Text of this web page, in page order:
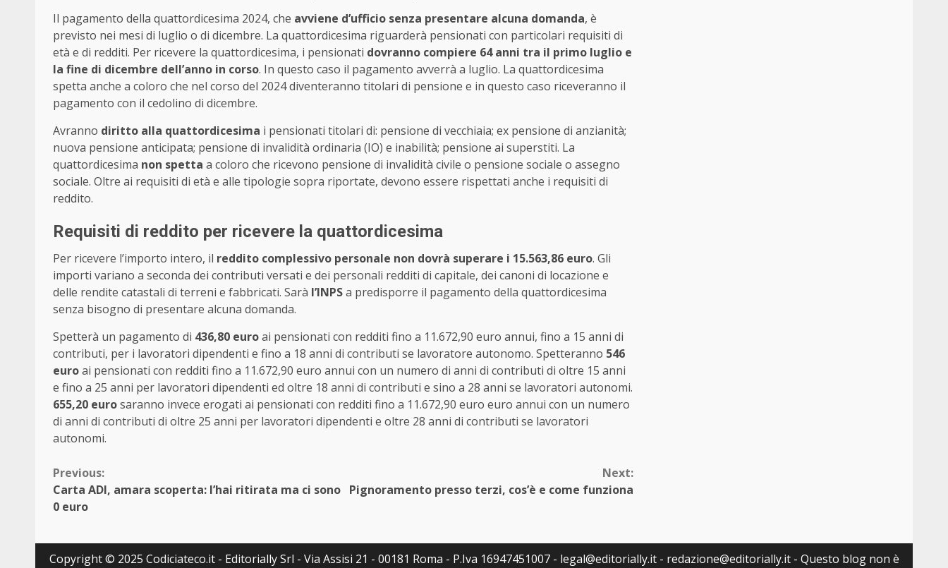
Il pagamento della quattordicesima 2024, che avviene d’ufficio senza presentare alcuna domanda, è
previsto nei mesi di luglio o di dicembre. La quattordicesima riguarderà pensionati con particolari requisiti di
età e di redditi. Per ricevere la quattordicesima, i pensionati dovranno compiere 64 anni tra il primo luglio e
la fine di dicembre dell’anno in corso. In questo caso il pagamento avverrà a luglio. La quattordicesima
spetta anche a coloro che nel corso del 2024 diventeranno titolari di pensione e in questo caso riceveranno il
pagamento con il cedolino di dicembre.
Avranno diritto alla quattordicesima i pensionati titolari di: pensione di vecchiaia; ex pensione di anzianità;
nuova pensione anticipata; pensione di invalidità ordinaria (IO) e inabilità; pensione ai superstiti. La
quattordicesima non spetta a coloro che ricevono pensione di invalidità civile o pensione sociale o assegno
sociale. Oltre ai requisiti di età e alle tipologie sopra riportate, devono essere rispettati anche i requisiti di
reddito.
Requisiti di reddito per ricevere la quattordicesima
Per ricevere l’importo intero, il reddito complessivo personale non dovrà superare i 15.563,86 euro. Gli
importi variano a seconda dei contributi versati e dei personali redditi di capitale, dei canoni di locazione e
delle rendite catastali di terreni e fabbricati. Sarà l’INPSa predisporre il pagamento della quattordicesima
senza bisogno di presentare alcuna domanda.
Spetterà un pagamento di 436,80 euroai pensionati con redditi fino a 11.672,90 euro annui, fino a 15 anni di
contributi, per i lavoratori dipendenti e fino a 18 anni di contributi se lavoratore autonomo. Spetteranno 546
euroai pensionati con redditi fino a 11.672,90 euro annui con un numero di anni di contributi di oltre 15 anni
e fino a 25 anni per lavoratori dipendenti ed oltre 18 anni di contributi e sino a 28 anni se lavoratori autonomi.
655,20 eurosaranno invece erogati ai pensionati con redditi fino a 11.672,90 euro euro annui con un numero
di anni di contributi di oltre 25 anni per lavoratori dipendenti e oltre 28 anni di contributi se lavoratori
autonomi.
Continue
Reading
Previous:
Carta ADI, amara scoperta: l’hai ritirata ma ci sono
0 euro
Next:
Pignoramento presso terzi, cos’è e come funziona
Copyright © 2025 Codiciateco.it - Editorially Srl - Via Assisi 21 - 00181 Roma - P.Iva 16947451007 - legal@editorially.it - redazione@editorially.it - Questo blog non è